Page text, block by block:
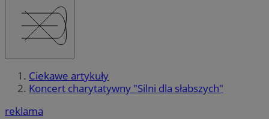
Ciekawe artykuły
Koncert charytatywny "Silni dla słabszych"
reklama